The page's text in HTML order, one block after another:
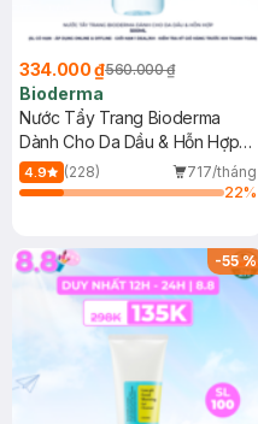
334.000 ₫560.000 ₫
Bioderma
Nước Tẩy Trang Bioderma
Dành Cho Da Dầu & Hỗn Hợp
500ml
4.9 (228)
717/tháng
22%
-55%